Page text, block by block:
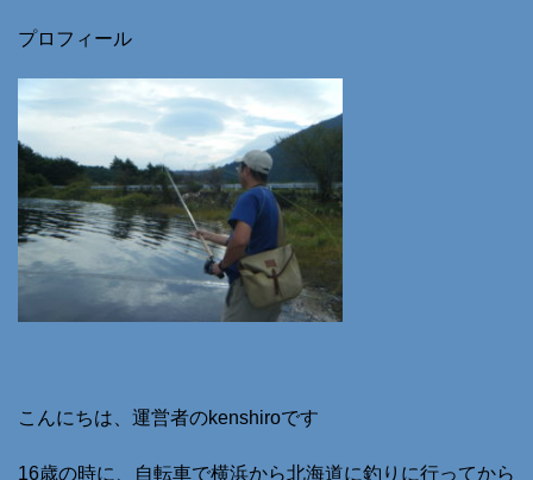
プロフィール
こんにちは、運営者のkenshiroです
16歳の時に、自転車で横浜から北海道に釣りに行ってから